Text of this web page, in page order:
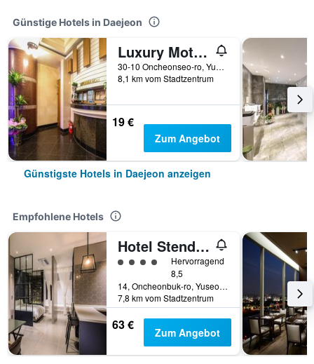
Günstige Hotels in Daejeon
Luxury Motel Daejeon
30-10 Oncheonseo-ro, Yuseong-gu, Daejeon, Südkorea
8,1 km vom Stadtzentrum
19 €
Zum Angebot
Günstigste Hotels in Daejeon anzeigen
Empfohlene Hotels
Hotel Stendhal
Bewertungskategorie 4
Hervorragend
8,5
14, Oncheonbuk-ro, Yuseong-gu, Daejeon, Südkorea
7,8 km vom Stadtzentrum
63 € Zum Angebot